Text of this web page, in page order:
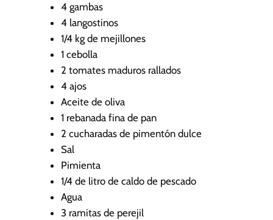
4 gambas
4 langostinos
1/4 kg de mejillones
1 cebolla
2 tomates maduros rallados
4 ajos
Aceite de oliva
1 rebanada fina de pan
2 cucharadas de pimentón dulce
Sal
Pimienta
1/4 de litro de caldo de pescado
Agua
3 ramitas de perejil